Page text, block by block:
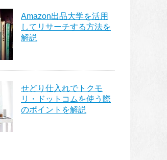
Amazon出品大学を活用
してリサーチする方法を
解説
せどり仕入れでトクモ
リ・ドットコムを使う際
のポイントを解説